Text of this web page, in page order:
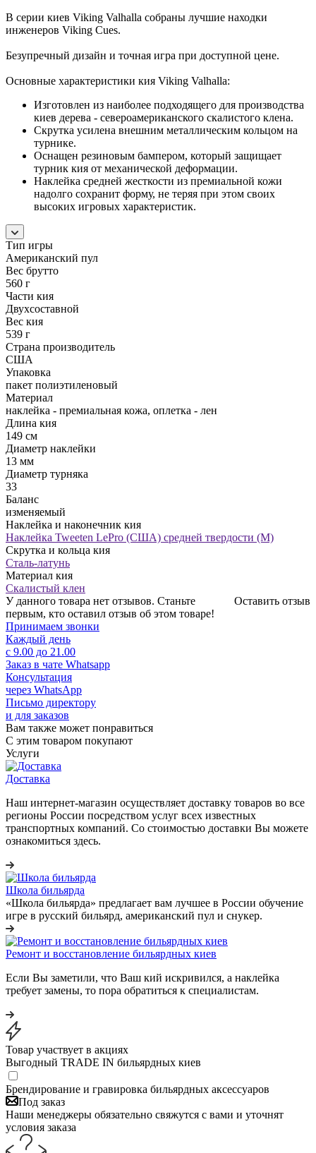
В серии киев Viking Valhalla собраны лучшие находки
инженеров Viking Cues.
Безупречный дизайн и точная игра при доступной цене.
Основные характеристики кия Viking Valhalla:
Изготовлен из наиболее подходящего для производства
киев дерева - североамериканского скалистого клена.
Скрутка усилена внешним металлическим кольцом на
турнике.
Оснащен резиновым бампером, который защищает
турник кия от механической деформации.
Наклейка средней жесткости из премиальной кожи
надолго сохранит форму, не теряя при этом своих
высоких игровых характеристик.
Тип игры
Американский пул
Вес брутто
560 г
Части кия
Двухсоставной
Вес кия
539 г
Страна производитель
США
Упаковка
пакет полиэтиленовый
Материал
наклейка - премиальная кожа, оплетка - лен
Длина кия
149 см
Диаметр наклейки
13 мм
Диаметр турняка
33
Баланс
изменяемый
Наклейка и наконечник кия
Наклейка Tweeten LePro (США) средней твердости (М)
Скрутка и кольца кия
Сталь-латунь
Материал кия
Скалистый клен
Оставить отзыв
У данного товара нет отзывов. Станьте
первым, кто оставил отзыв об этом товаре!
Принимаем звонки
Каждый день
с 9.00 до 21.00
Заказ в чате Whatsapp
Консультация
через WhatsApp
Письмо директору
и для заказов
Вам также может понравиться
С этим товаром покупают
Услуги
Доставка
Наш интернет-магазин осуществляет доставку товаров во все
регионы России посредством услуг всех известных
транспортных компаний. Со стоимостью доставки Вы можете
ознакомиться здесь.
Школа бильярда
«Школа бильярда» предлагает вам лучшее в России обучение
игре в русский бильярд, американский пул и снукер.
Ремонт и восстановление бильярдных киев
Если Вы заметили, что Ваш кий искривился, а наклейка
требует замены, то пора обратиться к специалистам.
Товар участвует в акциях
Выгодный TRADE IN бильярдных киев
Брендирование и гравировка бильярдных аксессуаров
Под заказ
Наши менеджеры обязательно свяжутся с вами и уточнят
условия заказа